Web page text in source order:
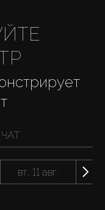
вт, 11 авг.